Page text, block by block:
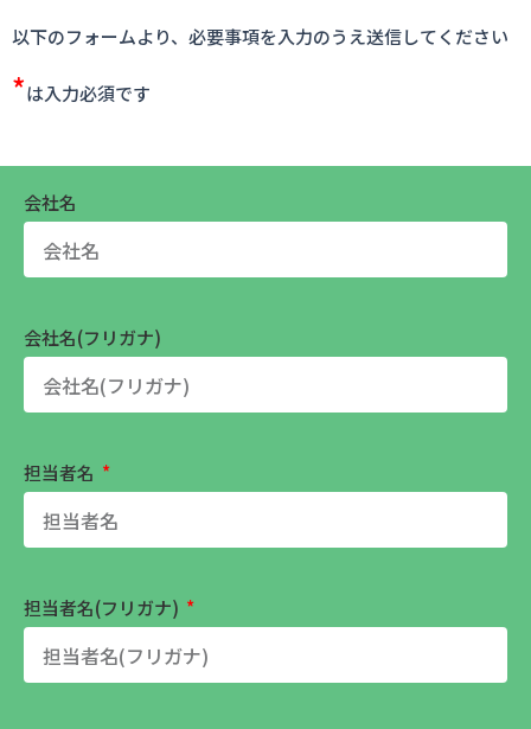
以下のフォームより、必要事項を入力のうえ送信してください
*は入力必須です
会社名
会社名(フリガナ)
担当者名
担当者名(フリガナ)